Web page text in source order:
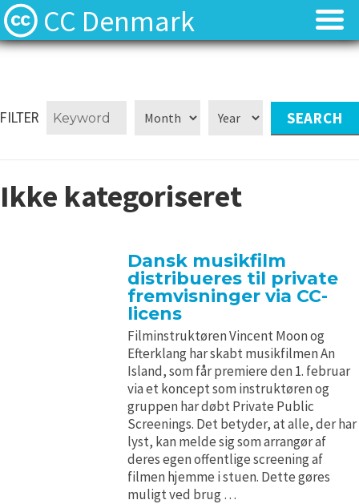
CC Denmark
Hvad er Creative Commons?
Kontakt
Materialer
Kilder
H5P and Creative Commons
Hvad er Creative Commons?
Kontakt
Materialer
Kilder
H5P and Creative Commons
FILTER
Ikke kategoriseret
Dansk musikfilm
distribueres til private
fremvisninger via CC-
licens
Filminstruktøren Vincent Moon og
Efterklang har skabt musikfilmen An
Island, som får premiere den 1. februar
via et koncept som instruktøren og
gruppen har døbt Private Public
Screenings. Det betyder, at alle, der har
lyst, kan melde sig som arrangør af
deres egen offentlige screening af
filmen hjemme i stuen. Dette gøres
muligt ved brug …